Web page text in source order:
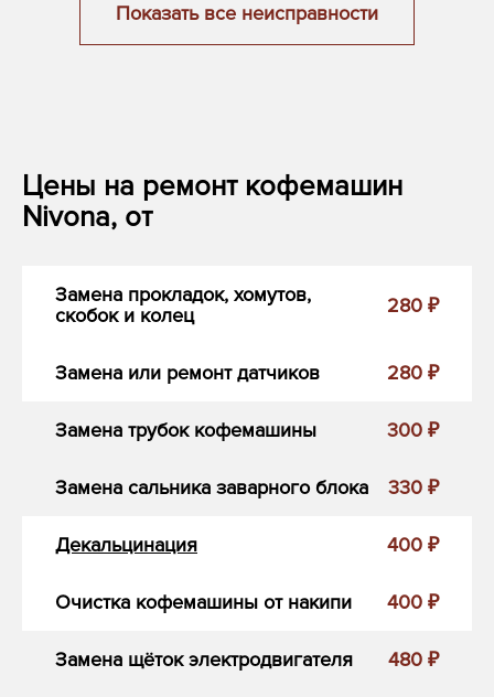
Показать все неисправности
Цены на ремонт кофемашин
Nivona, от
Замена прокладок, хомутов,
скобок и колец
280 ₽
Замена или ремонт датчиков 280 ₽
Замена трубок кофемашины 300 ₽
Замена сальника заварного блока 330 ₽
Декальцинация 400 ₽
Очистка кофемашины от накипи 400 ₽
Замена щёток электродвигателя 480 ₽